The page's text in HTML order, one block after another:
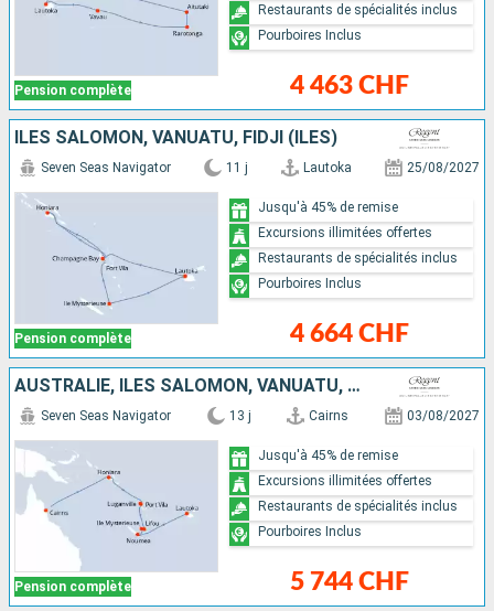
Pension complète 4 463 CHF
Restaurants de spécialités inclus
Pourboires Inclus
ÎLES SALOMON, VANUATU, FIDJI (ÎLES)
Pension complète
Seven Seas Navigator 11 j Lautoka 25/08/2027
4 664 CHF
Jusqu'à 45% de remise
Excursions illimitées offertes
Restaurants de spécialités inclus
Pourboires Inclus
AUSTRALIE, ÎLES SALOMON, VANUATU, NOUVELLE-CALÉDONIE, FIDJI (ÎLES)
Pension complète
Seven Seas Navigator 13 j Cairns 03/08/2027
5 744 CHF
Jusqu'à 45% de remise
Excursions illimitées offertes
Restaurants de spécialités inclus
Pourboires Inclus